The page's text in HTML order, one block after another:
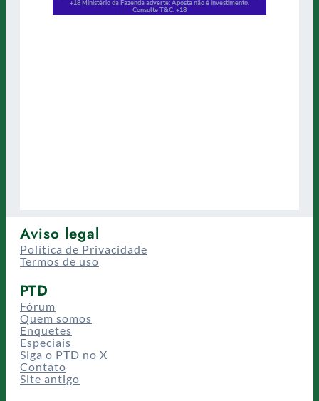
Aviso legal
Política de Privacidade
Termos de uso
PTD
Fórum
Quem somos
Enquetes
Especiais
Siga o PTD no X
Contato
Site antigo